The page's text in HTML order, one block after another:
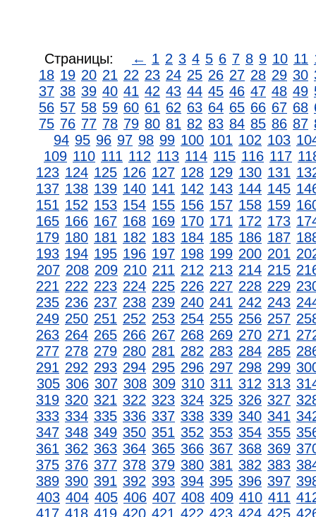
Страницы: ← 1 2 3 4 5 6 7 8 9 10 11
18 19 20 21 22 23 24 25 26 27 28 29 30
37 38 39 40 41 42 43 44 45 46 47 48 49
56 57 58 59 60 61 62 63 64 65 66 67 68
75 76 77 78 79 80 81 82 83 84 85 86 87
94 95 96 97 98 99 100 101 102 103
109 110 111 112 113 114 115 116 117
123 124 125 126 127 128 129 130 131
137 138 139 140 141 142 143 144 145
151 152 153 154 155 156 157 158 159
165 166 167 168 169 170 171 172 173
179 180 181 182 183 184 185 186 187
193 194 195 196 197 198 199 200 201
207 208 209 210 211 212 213 214 215
221 222 223 224 225 226 227 228 229
235 236 237 238 239 240 241 242 243
249 250 251 252 253 254 255 256 257
263 264 265 266 267 268 269 270 271
277 278 279 280 281 282 283 284 285
291 292 293 294 295 296 297 298 299
305 306 307 308 309 310 311 312 313
319 320 321 322 323 324 325 326 327
333 334 335 336 337 338 339 340 341
347 348 349 350 351 352 353 354 355
361 362 363 364 365 366 367 368 369
375 376 377 378 379 380 381 382 383
389 390 391 392 393 394 395 396 397
403 404 405 406 407 408 409 410 411
417 418 419 420 421 422 423 424 425